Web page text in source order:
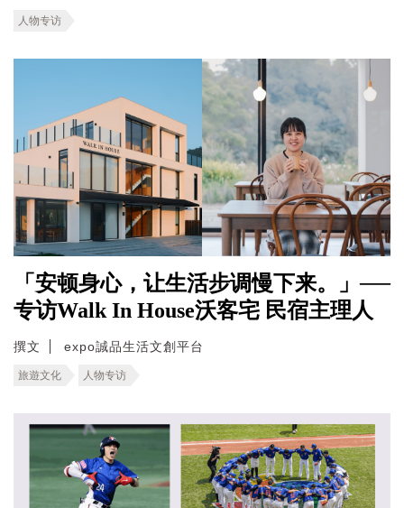
人物专访
「安顿身心，让生活步调慢下来。」──
专访Walk In House沃客宅 民宿主理人
撰文 expo誠品生活文創平台
旅遊文化 人物专访